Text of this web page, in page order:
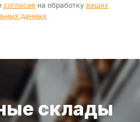
согласиена обработку ваших
данных
склады